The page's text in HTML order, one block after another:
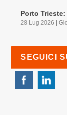
Porto
28 Lug 2026 |
SEGUICI